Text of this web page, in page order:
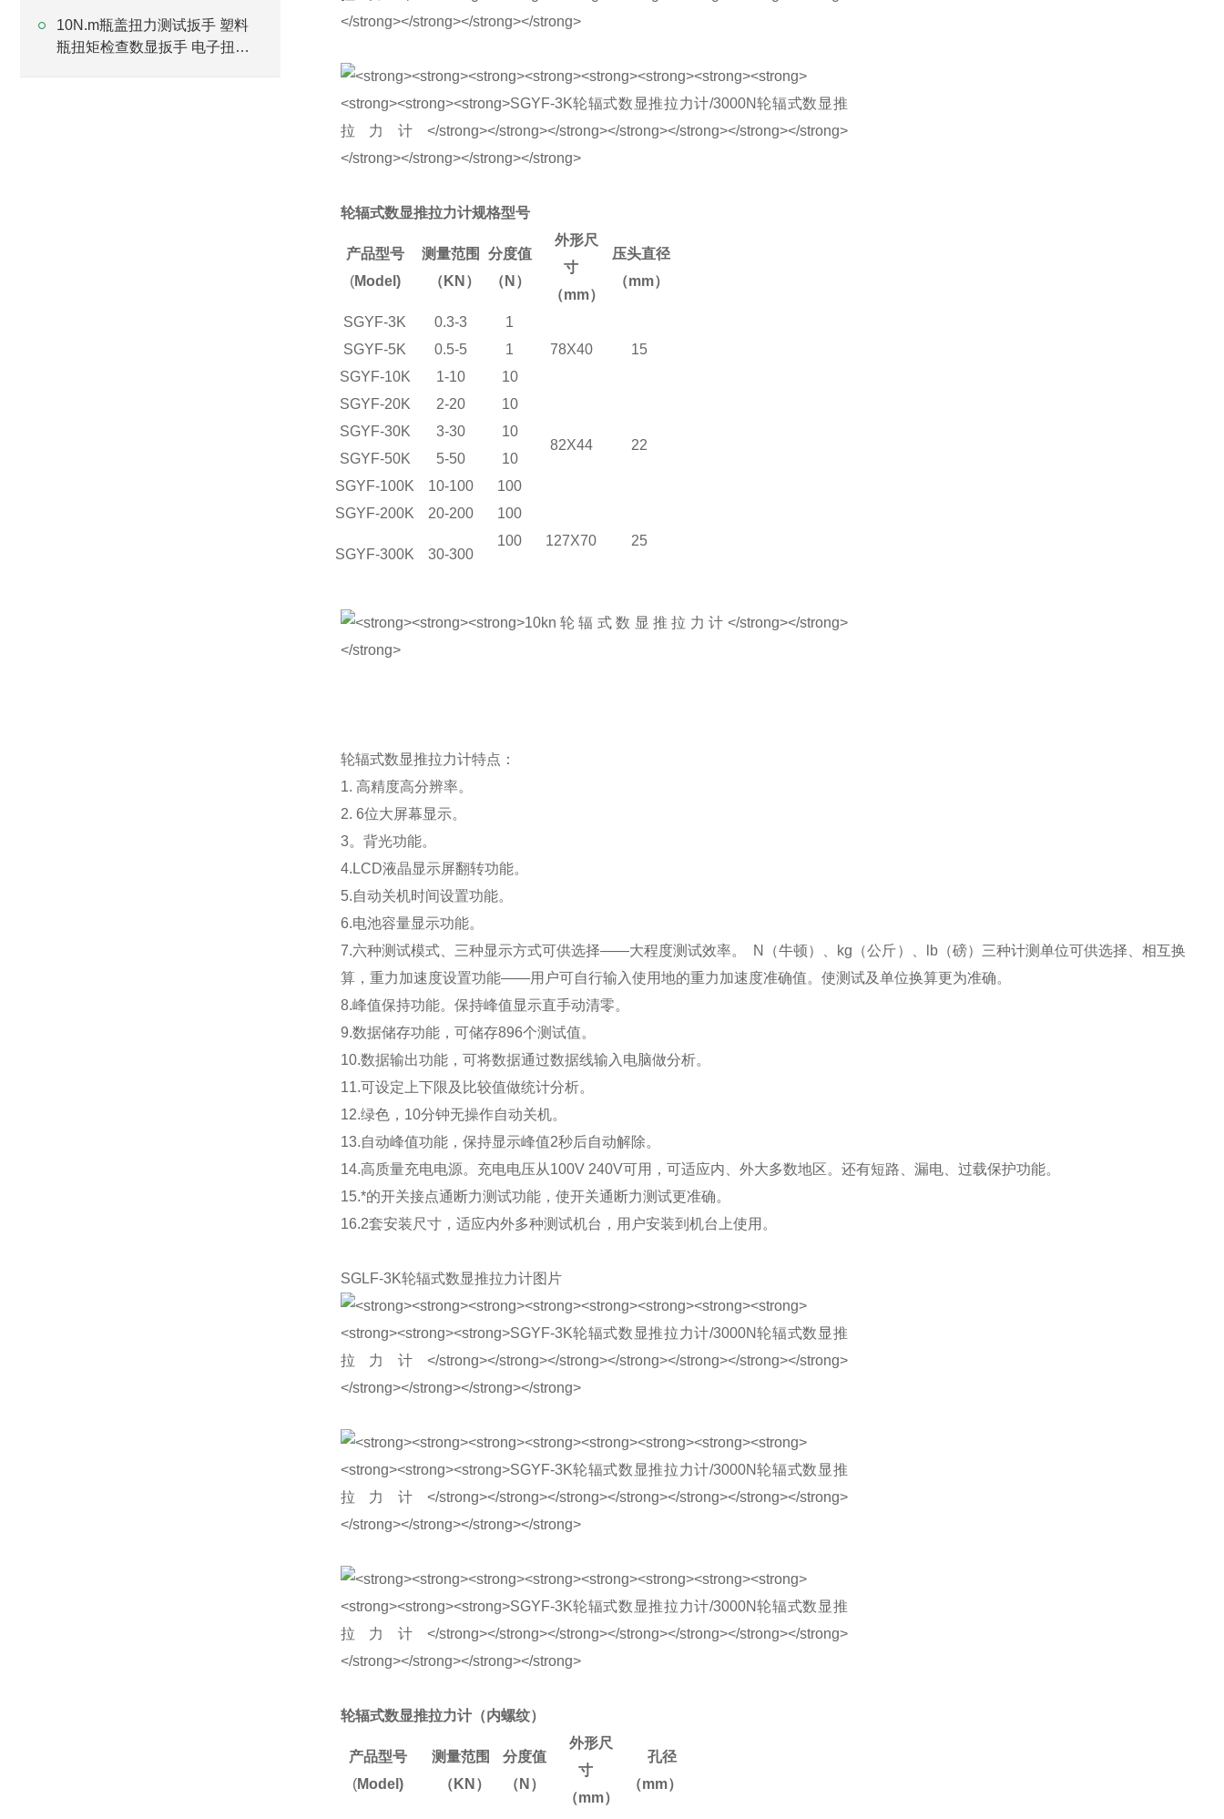
10N.m瓶盖扭力测试扳手 塑料
瓶扭矩检查数显扳手 电子扭矩
轮辐式数显推拉力计规格型号
产品型号
(Model)
测量范围
（ KN ）
分度值
（N ）
外形尺
寸
（mm）
压头直径
（mm）
SGYF-3K 0.3-3
1
78X40
15
SGYF-5K 0.5-5
1
SGYF-10K
1-10
10
SGYF-20K
2-20 10
82X44 22
SGYF-30K 3-30
10
SGYF-50K
5-50
10
SGYF-100K
10-100
100
SGYF-200K
20-200
100
127X70
25
SGYF-300K
30-300
100
轮辐式数显推拉力计特点：
1. 高精度高分辨率。
2. 6位大屏幕显示。
3。背光功能。
4.LCD液晶显示屏翻转功能。
5.自动关机时间设置功能。
6.电池容量显示功能。
7.六种测试模式、三种显示方式可供选择——大程度测试效率。 N（牛顿）、kg（公斤）、lb（磅）三种计测单位可供选择、相互换
算，重力加速度设置功能——用户可自行输入使用地的重力加速度准确值。使测试及单位换算更为准确。
8.峰值保持功能。保持峰值显示直手动清零。
9.数据储存功能，可储存896个测试值。
10.数据输出功能，可将数据通过数据线输入电脑做分析。
11.可设定上下限及比较值做统计分析。
12.绿色，10分钟无操作自动关机。
13.自动峰值功能，保持显示峰值2秒后自动解除。
14.高质量充电电源。充电电压从100V 240V可用，可适应内、外大多数地区。还有短路、漏电、过载保护功能。
15.*的开关接点通断力测试功能，使开关通断力测试更准确。
16.2套安装尺寸，适应内外多种测试机台，用户安装到机台上使用。
SGLF-3K轮辐式数显推拉力计图片
轮辐式数显推拉力计（内螺纹）
产品型号
(Model)
测量范围
（ KN ）
分度值
（N ）
外形尺
寸
（mm）
孔径
（mm）